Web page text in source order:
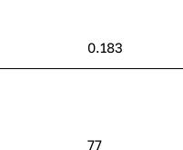
0.183
77